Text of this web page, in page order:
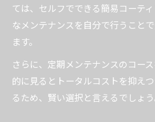
ては、セルフでできる簡易コーテ
なメンテナンスを自分で行うこと
ます。
さらに、定期メンテナンスのコー
的に見るとトータルコストを抑え
るため、賢い選択と言えるでしょう